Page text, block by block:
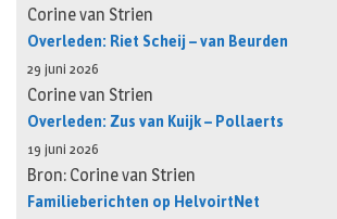
Corine van Strien
Overleden: Riet Scheij – van Beurden
29 juni 2026
Corine van Strien
Overleden: Zus van Kuijk – Pollaerts
19 juni 2026
Bron: Corine van Strien
Familieberichten op HelvoirtNet